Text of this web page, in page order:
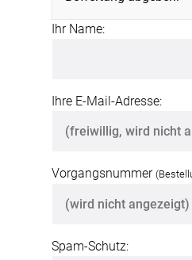
Ihr Name:
Ihre E-Mail-Adresse:
Vorgangsnummer
Spam-Schutz: